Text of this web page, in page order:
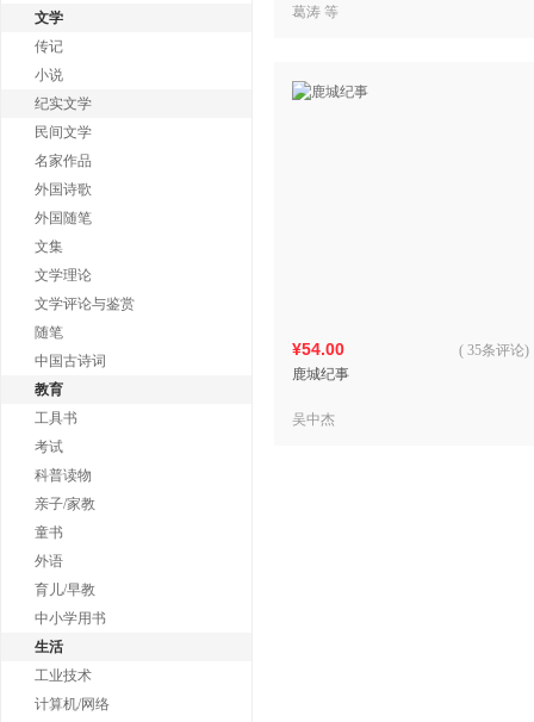
文学
传记
小说
纪实文学
民间文学
名家作品
外国诗歌
外国随笔
文集
文学理论
文学评论与鉴赏
随笔
中国古诗词
教育
工具书
考试
科普读物
亲子/家教
童书
外语
育儿/早教
中小学用书
生活
工业技术
计算机/网络
述系列丛书）
葛涛 等
¥54.00
鹿城纪事
( 35条评论)
吴中杰